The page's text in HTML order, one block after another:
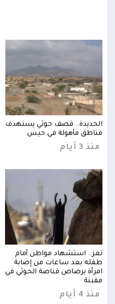
الحديدة.. قصف حوثي يستهدف
مناطق مأهولة في حيس
منذ 3 أيام
تعز.. استشهاد مواطن أمام
طفله بعد ساعات من إصابة
امرأة برصاص قناصة الحوثي في
مقبنة
منذ 4 أيام